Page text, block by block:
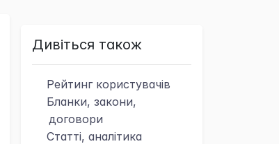
Дивіться також
Рейтинг користувачів
Бланки, закони,
договори
Статті, аналітика